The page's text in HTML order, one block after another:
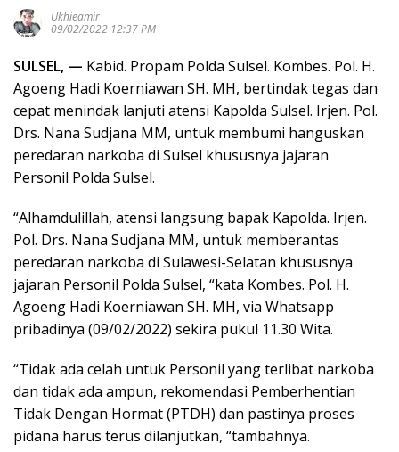
Ukhieamir
09/02/2022 12:37 PM
SULSEL, — Kabid. Propam Polda Sulsel. Kombes. Pol. H.
Agoeng Hadi Koerniawan SH. MH, bertindak tegas dan
cepat menindak lanjuti atensi Kapolda Sulsel. Irjen. Pol.
Drs. Nana Sudjana MM, untuk membumi hanguskan
peredaran narkoba di Sulsel khususnya jajaran
Personil Polda Sulsel.
“Alhamdulillah, atensi langsung bapak Kapolda. Irjen.
Pol. Drs. Nana Sudjana MM, untuk memberantas
peredaran narkoba di Sulawesi-Selatan khususnya
jajaran Personil Polda Sulsel, “kata Kombes. Pol. H.
Agoeng Hadi Koerniawan SH. MH, via Whatsapp
pribadinya (09/02/2022) sekira pukul 11.30 Wita.
“Tidak ada celah untuk Personil yang terlibat narkoba
dan tidak ada ampun, rekomendasi Pemberhentian
Tidak Dengan Hormat (PTDH) dan pastinya proses
pidana harus terus dilanjutkan, “tambahnya.